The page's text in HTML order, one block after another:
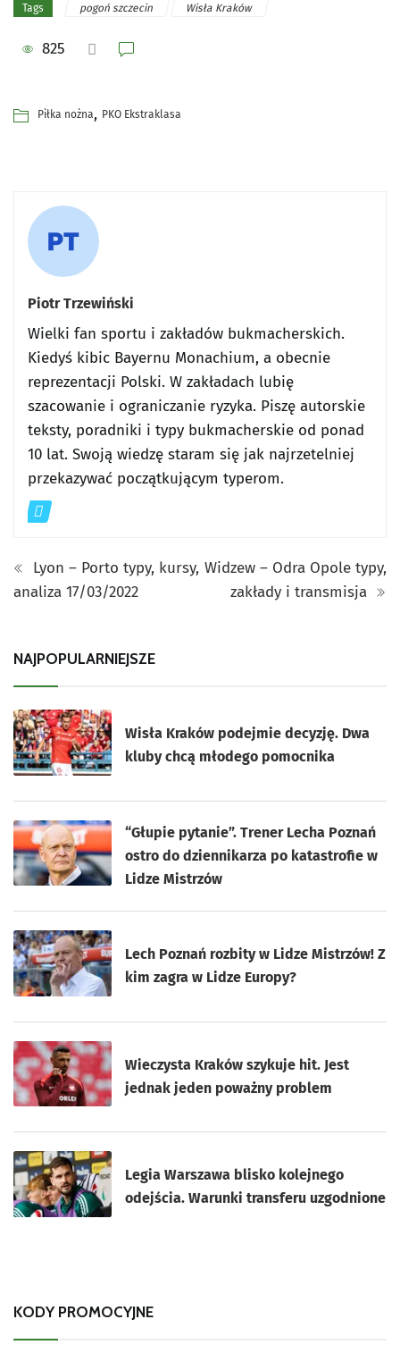
Tags pogoń szczecin Wisła Kraków
825
Piłka nożna, PKO Ekstraklasa
Piotr Trzewiński
Wielki fan sportu i zakładów bukmacherskich.
Kiedyś kibic Bayernu Monachium, a obecnie
reprezentacji Polski. W zakładach lubię
szacowanie i ograniczanie ryzyka. Piszę autorskie
teksty, poradniki i typy bukmacherskie od ponad
10 lat. Swoją wiedzę staram się jak najrzetelniej
przekazywać początkującym typerom.
Lyon – Porto typy, kursy,
analiza 17/03/2022
Widzew – Odra Opole typy,
zakłady i transmisja
NAJPOPULARNIEJSZE
Wisła Kraków podejmie decyzję. Dwa
kluby chcą młodego pomocnika
“Głupie pytanie”. Trener Lecha Poznań
ostro do dziennikarza po katastrofie w
Lidze Mistrzów
Lech Poznań rozbity w Lidze Mistrzów! Z
kim zagra w Lidze Europy?
Wieczysta Kraków szykuje hit. Jest
jednak jeden poważny problem
Legia Warszawa blisko kolejnego
odejścia. Warunki transferu uzgodnione
KODY PROMOCYJNE